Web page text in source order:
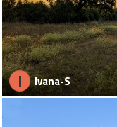
I Ivana-S